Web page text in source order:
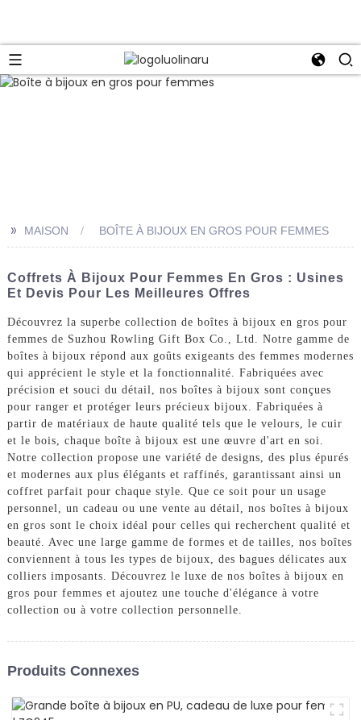
>> MAISON BOÎTE À BIJOUX EN GROS POUR FEMMES
Coffrets À Bijoux Pour Femmes En Gros : Usines
Et Devis Pour Les Meilleures Offres
Découvrez la superbe collection de boîtes à bijoux en gros pour
femmes de Suzhou Rowling Gift Box Co., Ltd. Notre gamme de
boîtes à bijoux répond aux goûts exigeants des femmes modernes
qui apprécient le style et la fonctionnalité. Fabriquées avec
précision et souci du détail, nos boîtes à bijoux sont conçues
pour ranger et protéger leurs précieux bijoux. Fabriquées à
partir de matériaux de haute qualité tels que le velours, le cuir
et le bois, chaque boîte à bijoux est une œuvre d'art en soi.
Notre collection propose une variété de designs, des plus épurés
et modernes aux plus élégants et raffinés, garantissant ainsi un
coffret parfait pour chaque style. Que ce soit pour un usage
personnel, un cadeau ou une vente au détail, nos boîtes à bijoux
en gros sont le choix idéal pour celles qui recherchent qualité et
beauté. Avec une large gamme de formes et de tailles, nos boîtes
conviennent à tous les types de bijoux, des bagues délicates aux
colliers imposants. Découvrez le luxe de nos boîtes à bijoux en
gros pour femmes et ajoutez une touche d'élégance à votre
collection ou à votre collection personnelle.
Produits Connexes